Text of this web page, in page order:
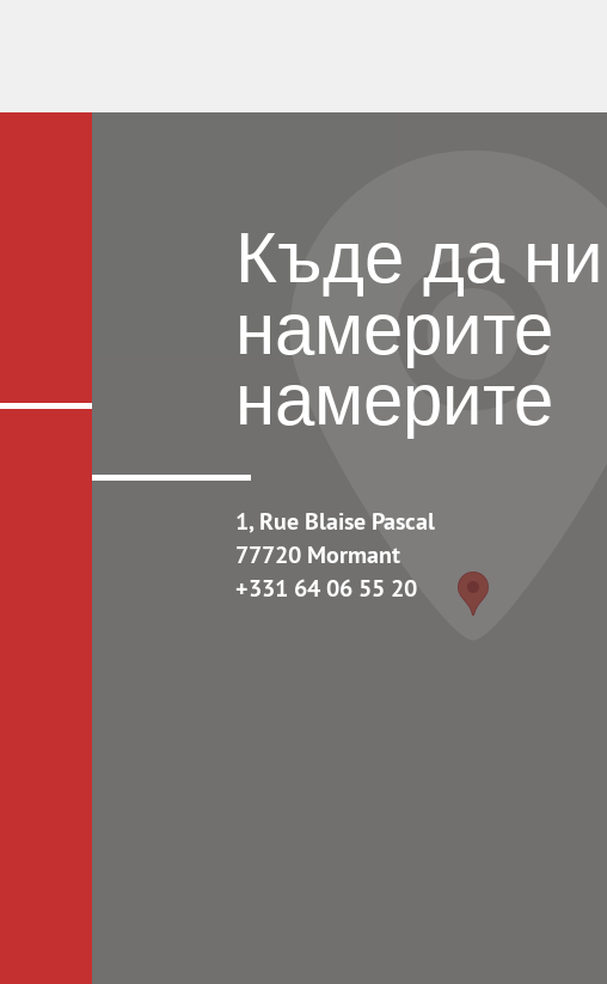
Къде да ни
намерите
намерите
1, Rue Blaise Pascal
77720 Mormant
+331 64 06 55 20